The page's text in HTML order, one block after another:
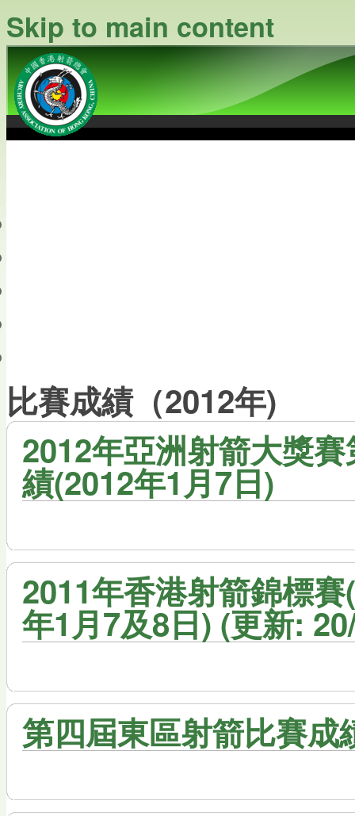
Skip to main content
比賽成績（2012年)
2012年亞洲射箭大獎
績(2012年1月7日)
2011年香港射箭錦標
年1月7及8日) (更新:
第四屆東區射箭比賽成